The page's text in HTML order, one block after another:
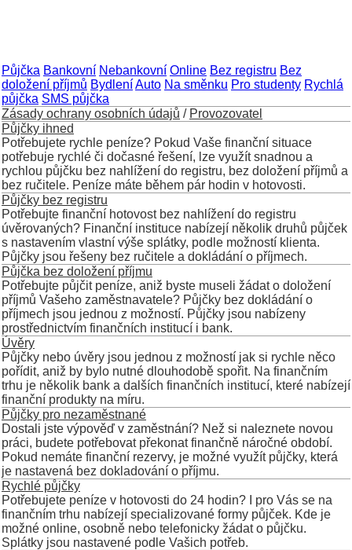
Půjčka Bankovní Nebankovní Online Bez registru Bez
doložení příjmů BydleníAuto Na směnku Pro studenty Rychlá
půjčka SMS půjčka
Zásady ochrany osobních údajů / Provozovatel
Půjčky ihned
Potřebujete rychle peníze? Pokud Vaše finanční situace
potřebuje rychlé či dočasné řešení, lze využít snadnou a
rychlou půjčku bez nahlížení do registru, bez doložení příjmů a
bez ručitele. Peníze máte během pár hodin v hotovosti.
Půjčky bez registru
Potřebujte finanční hotovost bez nahlížení do registru
úvěrovaných? Finanční instituce nabízejí několik druhů půjček
s nastavením vlastní výše splátky, podle možností klienta.
Půjčky jsou řešeny bez ručitele a dokládání o příjmech.
Půjčka bez doložení příjmu
Potřebujte půjčit peníze, aniž byste museli žádat o doložení
příjmů Vašeho zaměstnavatele? Půjčky bez dokládání o
příjmech jsou jednou z možností. Půjčky jsou nabízeny
prostřednictvím finančních institucí i bank.
Úvěry
Půjčky nebo úvěry jsou jednou z možností jak si rychle něco
pořídit, aniž by bylo nutné dlouhodobě spořit. Na finančním
trhu je několik bank a dalších finančních institucí, které nabízejí
finanční produkty na míru.
Půjčky pro nezaměstnané
Dostali jste výpověď v zaměstnání? Než si naleznete novou
práci, budete potřebovat překonat finančně náročné období.
Pokud nemáte finanční rezervy, je možné využít půjčky, která
je nastavená bez dokladování o příjmu.
Rychlé půjčky
Potřebujete peníze v hotovosti do 24 hodin? I pro Vás se na
finančním trhu nabízejí specializované formy půjček. Kde je
možné online, osobně nebo telefonicky žádat o půjčku.
Splátky jsou nastavené podle Vašich potřeb.